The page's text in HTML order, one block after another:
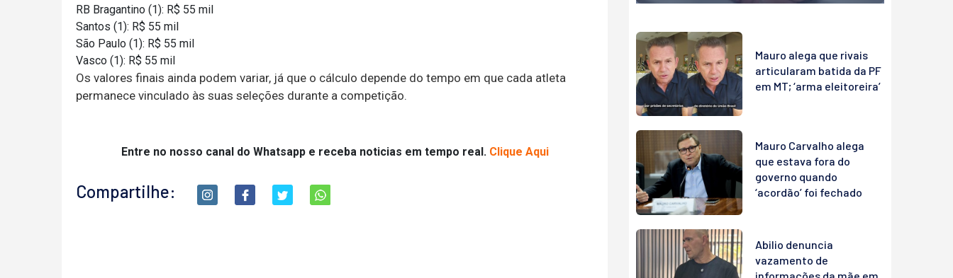
RB Bragantino (1): R$ 55 mil
Santos (1): R$ 55 mil
São Paulo (1): R$ 55 mil
Vasco (1): R$ 55 mil
Os valores finais ainda podem variar, já que o cálculo depende do tempo em que cada atleta
permanece vinculado às suas seleções durante a competição.
Entre no nosso canal do Whatsapp e receba noticias em tempo real. Clique Aqui
Compartilhe:
Mauro alega que rivais
articularam batida da PF
em MT; ‘arma eleitoreira’
Mauro Carvalho alega
que estava fora do
governo quando
‘acordão’ foi fechado
Abilio denuncia
vazamento de